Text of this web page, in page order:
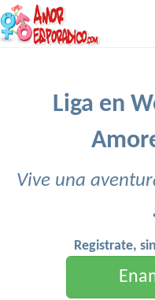
Liga en
Vive una
Registrate,